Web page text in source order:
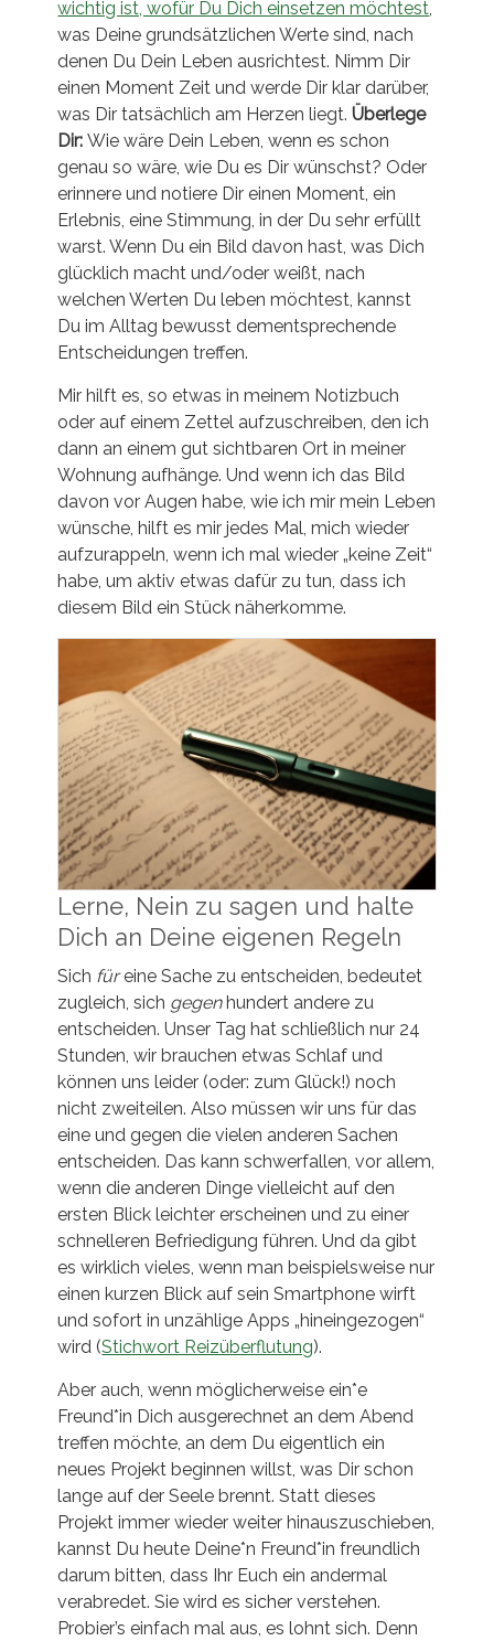
wichtig ist, wofür Du Dich einsetzen möchtest,
was Deine grundsätzlichen Werte sind, nach
denen Du Dein Leben ausrichtest. Nimm Dir
einen Moment Zeit und werde Dir klar darüber,
was Dir tatsächlich am Herzen liegt.Überlege
Dir:Wie wäre Dein Leben, wenn es schon
genau so wäre, wie Du es Dir wünschst? Oder
erinnere und notiere Dir einen Moment, ein
Erlebnis, eine Stimmung, in der Du sehr erfüllt
warst. Wenn Du ein Bild davon hast, was Dich
glücklich macht und/oder weißt, nach
welchen Werten Du leben möchtest, kannst
Du im Alltag bewusst dementsprechende
Entscheidungen treffen.
Mir hilft es, so etwas in meinem Notizbuch
oder auf einem Zettel aufzuschreiben, den ich
dann an einem gut sichtbaren Ort in meiner
Wohnung aufhänge. Und wenn ich das Bild
davon vor Augen habe, wie ich mir mein Leben
wünsche, hilft es mir jedes Mal, mich wieder
aufzurappeln, wenn ich mal wieder „keine Zeit“
habe, um aktiv etwas dafür zu tun, dass ich
diesem Bild ein Stück näherkomme.
Lerne, Nein zu sagen und halte
Dich an Deine eigenen Regeln
Sich füreine Sache zu entscheiden, bedeutet
zugleich, sich gegenhundert andere zu
entscheiden. Unser Tag hat schließlich nur 24
Stunden, wir brauchen etwas Schlaf und
können uns leider (oder: zum Glück!) noch
nicht zweiteilen. Also müssen wir uns für das
eine und gegen die vielen anderen Sachen
entscheiden. Das kann schwerfallen, vor allem,
wenn die anderen Dinge vielleicht auf den
ersten Blick leichter erscheinen und zu einer
schnelleren Befriedigung führen. Und da gibt
es wirklich vieles, wenn man beispielsweise nur
einen kurzen Blick auf sein Smartphone wirft
und sofort in unzählige Apps „hineingezogen“
wird (Stichwort Reizüberflutung).
Aber auch, wenn möglicherweise ein*e
Freund*in Dich ausgerechnet an dem Abend
treffen möchte, an dem Du eigentlich ein
neues Projekt beginnen willst, was Dir schon
lange auf der Seele brennt. Statt dieses
Projekt immer wieder weiter hinauszuschieben,
kannst Du heute Deine*n Freund*in freundlich
darum bitten, dass Ihr Euch ein andermal
verabredet. Sie wird es sicher verstehen.
Probier’s einfach mal aus, es lohnt sich. Denn